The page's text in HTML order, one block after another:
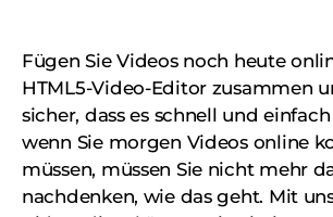
Fügen Sie Videos noch heute
HTML5-Video-Editor zusammen
sicher, dass es schnell und
wenn Sie morgen Videos online
müssen, müssen Sie nicht mehr
nachdenken, wie das geht. Mit